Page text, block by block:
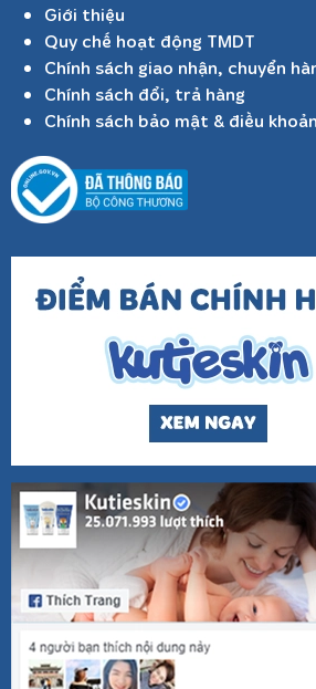
Giới thiệu
Quy chế hoạt động TMDT
Chính sách giao nhận, chuyển
Chính sách đổi, trả hàng
Chính sách bảo mật & điều